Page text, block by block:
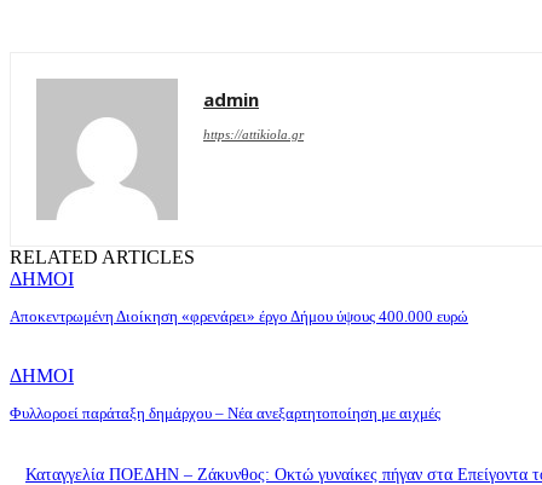
admin
https://attikiola.gr
RELATED ARTICLES
ΔΗΜΟΙ
Αποκεντρωμένη Διοίκηση «φρενάρει» έργο Δήμου ύψους 400.000 ευρώ
ΔΗΜΟΙ
Φυλλοροεί παράταξη δημάρχου – Νέα ανεξαρτητοποίηση με αιχμές
Καταγγελία ΠΟΕΔΗΝ – Ζάκυνθος: Οκτώ γυναίκες πήγαν στα Επείγοντα